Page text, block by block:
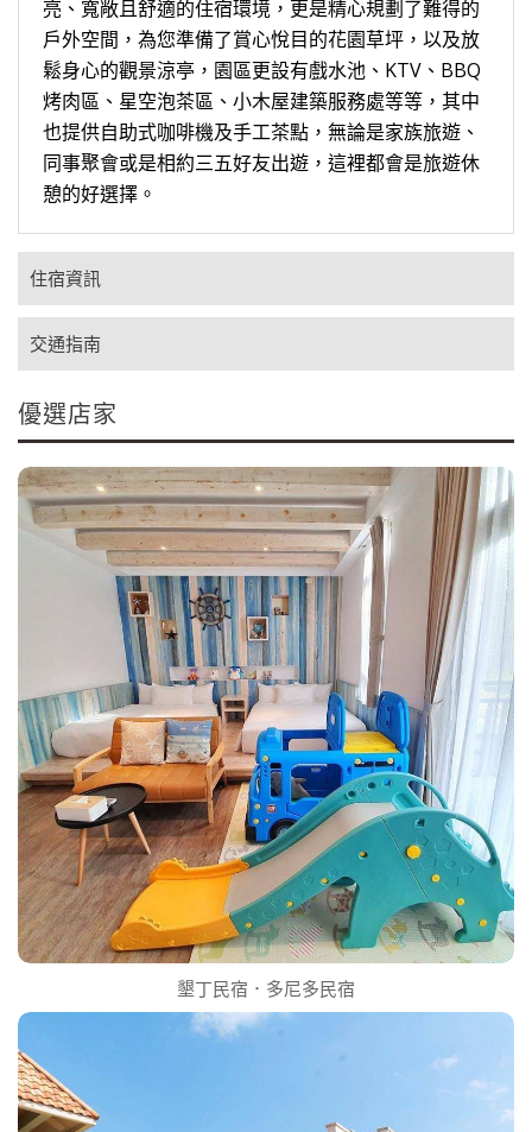
亮、寬敞且舒適的住宿環境，更是精心規劃了難得的
戶外空間，為您準備了賞心悅目的花園草坪，以及放
鬆身心的觀景涼亭，園區更設有戲水池、KTV、BBQ
烤肉區、星空泡茶區、小木屋建築服務處等等，其中
也提供自助式咖啡機及手工茶點，無論是家族旅遊、
同事聚會或是相約三五好友出遊，這裡都會是旅遊休
憩的好選擇。
住宿資訊
交通指南
優選店家
墾丁民宿．多尼多民宿